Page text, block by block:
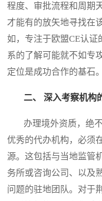
程度、审批流程和周期
才能有的放矢地寻找在
如，专注于欧盟CE认
系的了解可能就不如专
定位是成功合作的基石。
二、 深入考察机构
办理境外资质，绝不
优秀的代办机构，必须
源。这包括与当地监管
务所或咨询公司、以及
问题的驻地团队。对于